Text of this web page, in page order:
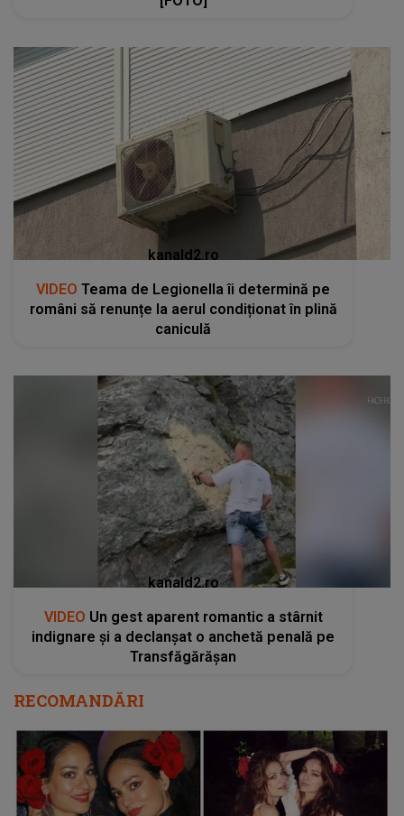
kanald2.ro
VIDEO Teama de Legionella îi determină pe
români să renunțe la aerul condiționat în plină
caniculă
kanald2.ro
VIDEO Un gest aparent romantic a stârnit
indignare și a declanșat o anchetă penală pe
Transfăgărășan
RECOMANDĂRI